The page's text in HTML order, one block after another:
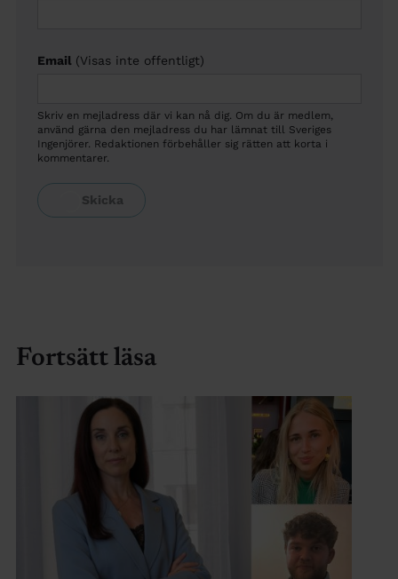
Email (Visas inte offentligt)
Skriv en mejladress där vi kan nå dig. Om du är medlem,
använd gärna den mejladress du har lämnat till Sveriges
Ingenjörer. Redaktionen förbehåller sig rätten att korta i
kommentarer.
Fortsätt läsa